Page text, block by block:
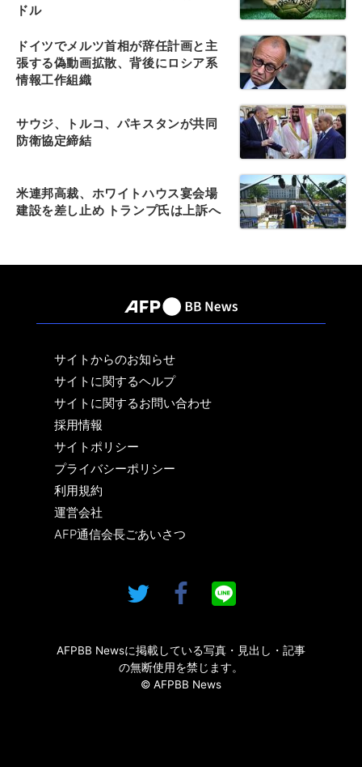
ドル
ドイツでメルツ首相が辞任計画と主
張する偽動画拡散、背後にロシア系
情報工作組織
サウジ、トルコ、パキスタンが共同
防衛協定締結
米連邦高裁、ホワイトハウス宴会場
建設を差し止め トランプ氏は上訴へ
サイトからのお知らせ
サイトに関するヘルプ
サイトに関するお問い合わせ
採用情報
サイトポリシー
プライバシーポリシー
利用規約
運営会社
AFP通信会長ごあいさつ
AFPBB Newsに掲載している写真・見出し・記事
の無断使用を禁じます。
© AFPBB News